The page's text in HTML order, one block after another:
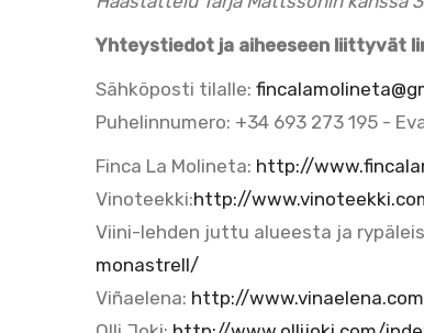
Yhteystiedot ja aiheeseen liittyvät
Sähköposti tilalle:
Puhelinnumero: +34 693 273 195 -
Finca La Molineta: http://
Vinoteekki:http://
Viini-lehden juttu alueesta ja
monastrell/
Viñaelena: http://